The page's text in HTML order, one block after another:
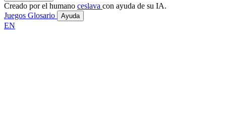
Creado por el humano ceslava con ayuda de su IA.
Juegos Glosario Ayuda
EN